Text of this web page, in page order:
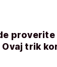
proverite
Ovaj trik